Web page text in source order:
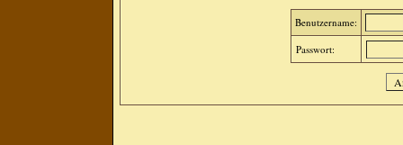
Benutzername:
Passwort: